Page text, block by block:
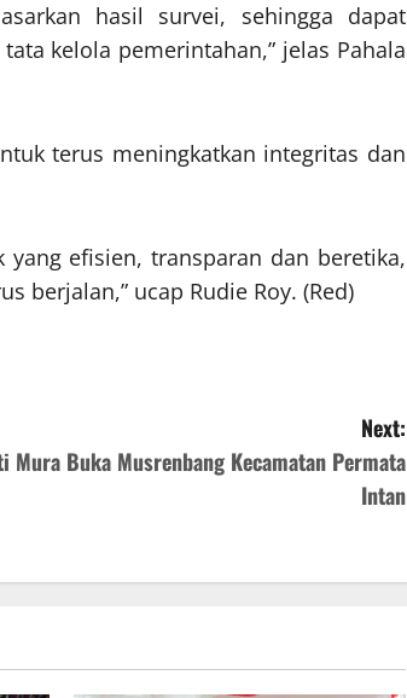
hasil survei, sehingga dapat
kelola pemerintahan,” jelas Pahala
terus meningkatkan integritas dan
yang efisien, transparan dan beretika,
berjalan,” ucap Rudie Roy. (Red)
Next:
Mura Buka Musrenbang Kecamatan Permata
Intan